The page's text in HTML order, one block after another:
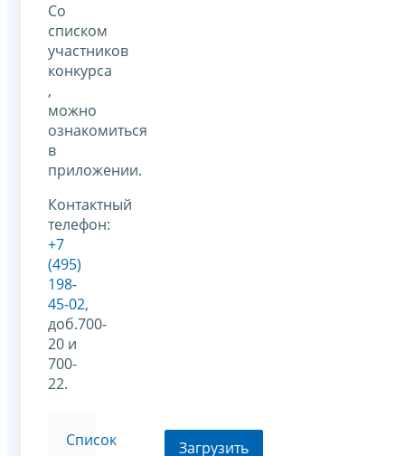
Со
списком
участников
конкурса
,
можно
ознакомиться
в
приложении.
Контактный
телефон:
+7
(495)
198-
45-02,
доб.700-
20 и
700-
22.
Список
Загрузить